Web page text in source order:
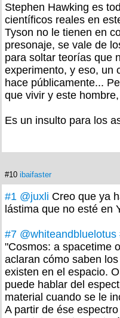
Stephen Hawking es
científicos reales en
Tyson no le tienen en
presonaje, se vale de
para soltar teorías que
experimento, y eso, un
hace públicamente...
que vivir y este
Es un insulto para los
#10 ibaifaster
#1 @juxli Creo que ya
lástima que no esté en
#7 @whiteandbluelotus
"Cosmos: a spacetime
aclaran cómo saben
existen en el espacio.
puede hablar del
material cuando se le
A partir de ése